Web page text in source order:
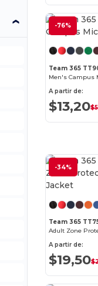
-76%
Team 365
Men's Campus
A partir de:
$13,20
-34%
Team 365
Adult Zone
A partir de:
$19,50